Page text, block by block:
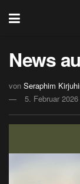
News
von Seraphim
5. Februar 2026